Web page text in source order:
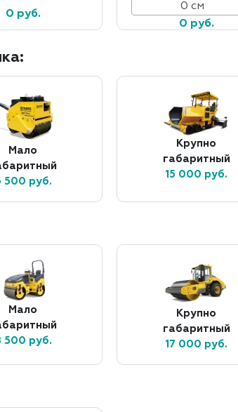
0 руб.
0 см
0 руб.
Мало
500 руб.
Крупно
габаритный
15 000 руб.
Мало
500 руб.
Крупно
габаритный
17 000 руб.